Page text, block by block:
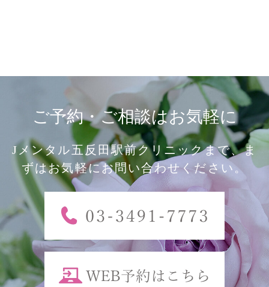
ご予約・ご相談はお気軽に
Jメンタル五反田駅前クリニックまで、ま
ずはお気軽にお問い合わせください。